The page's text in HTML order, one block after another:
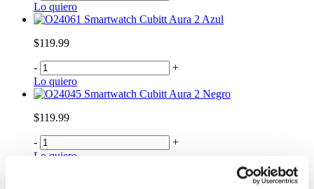
Lo quiero
Smartwatch Cubitt Aura 2 Azul
$119.99
-
+
Lo quiero
Smartwatch Cubitt Aura 2 Negro
$119.99
-
+
Lo quiero
Celular Apple iPhone 17 Pro | 6.3" 256GB